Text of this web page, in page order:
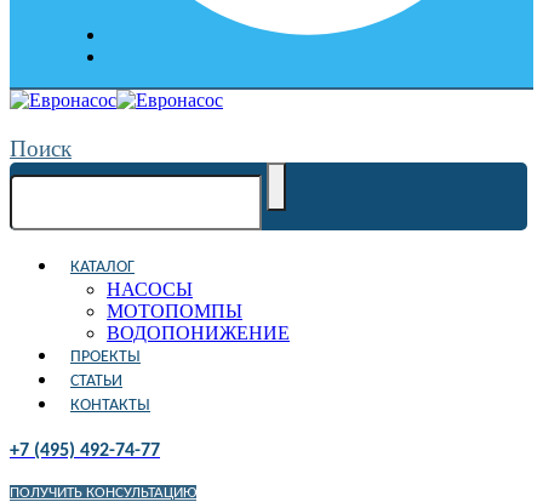
Поиск
КАТАЛОГ
НАСОСЫ
МОТОПОМПЫ
ВОДОПОНИЖЕНИЕ
ПРОЕКТЫ
СТАТЬИ
КОНТАКТЫ
+7 (495) 492-74-77
ПОЛУЧИТЬ КОНСУЛЬТАЦИЮ